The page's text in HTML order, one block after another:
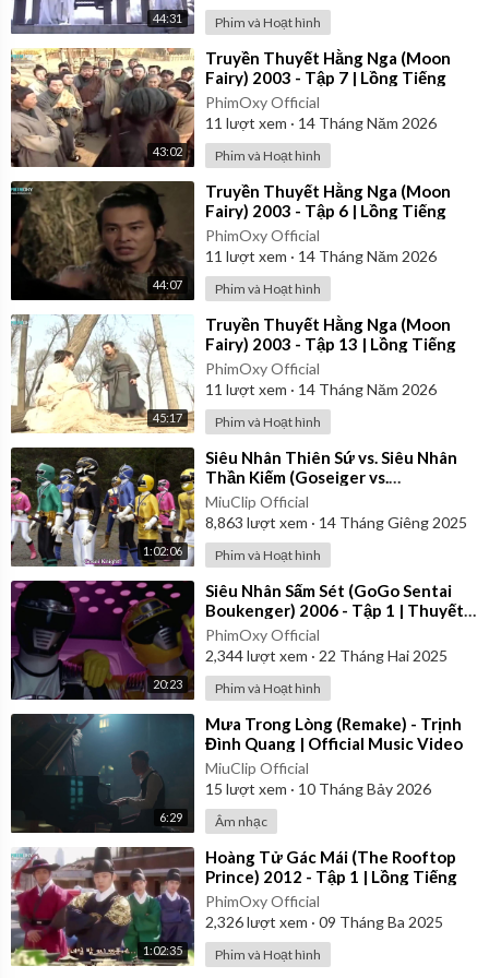
44:31 Phim và Hoạt hình
43:02
⁣Truyền Thuyết Hằng Nga (Moon
Fairy) 2003 - Tập 7 | Lồng Tiếng
PhimOxy Official
11 lượt xem · 14 Tháng Năm 2026
Phim và Hoạt hình
44:07
⁣Truyền Thuyết Hằng Nga (Moon
Fairy) 2003 - Tập 6 | Lồng Tiếng
PhimOxy Official
11 lượt xem · 14 Tháng Năm 2026
Phim và Hoạt hình
45:17
⁣Truyền Thuyết Hằng Nga (Moon
Fairy) 2003 - Tập 13 | Lồng Tiếng
PhimOxy Official
11 lượt xem · 14 Tháng Năm 2026
Phim và Hoạt hình
1:02:06
⁣Siêu Nhân Thiên Sứ vs. Siêu Nhân
Thần Kiếm (Goseiger vs.
Shinkenger) | Vietsub
MiuClip Official
8,863 lượt xem · 14 Tháng Giêng 2025
Phim và Hoạt hình
20:23
⁣Siêu Nhân Sấm Sét (GoGo Sentai
Boukenger) 2006 - Tập 1 | Thuyết
Minh
PhimOxy Official
2,344lượt xem · 22 Tháng Hai 2025
Phim và Hoạt hình
6:29
⁣Mưa Trong Lòng (Remake) - Trịnh
Đình Quang | Official Music Video
MiuClip Official
15 lượt xem · 10 Tháng Bảy 2026
Âm nhạc
1:02:35
⁣Hoàng Tử Gác Mái (The Rooftop
Prince) 2012 - Tập 1 | Lồng Tiếng
PhimOxy Official
2,326lượt xem · 09 Tháng Ba 2025
Phim và Hoạt hình